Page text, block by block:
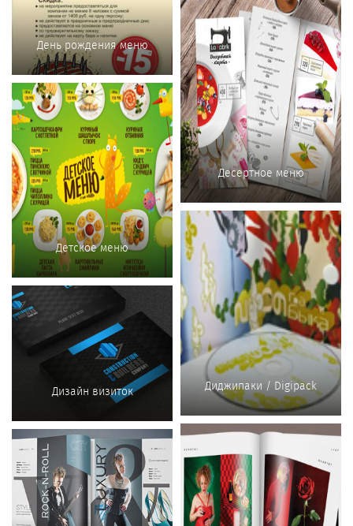
День рождения меню
Десертное меню
Детское меню
Диджипаки / Digipack
Дизайн визиток